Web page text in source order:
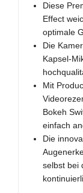
Diese
Effect
optimale
Die
Kapsel-
Mit
Bokeh
einfach
Die
selbst bei